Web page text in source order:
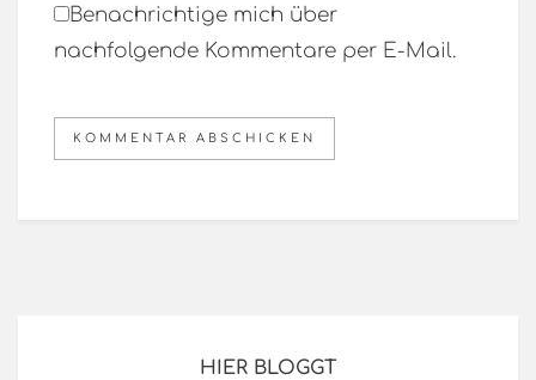
Benachrichtige mich über
nachfolgende Kommentare per E-Mail.
HIER BLOGGT